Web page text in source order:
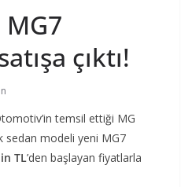
çıktı!
temsil ettiği MG
sedan modeli yeni MG7
TL’den başlayan fiyatlarla